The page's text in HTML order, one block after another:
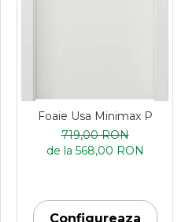
Foaie Usa Minimax P
719,00 RON
de la 568,00 RON
Configureaza